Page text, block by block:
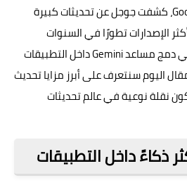
وخلال مؤتمر Google I/O 2026، كشفت جوجل عن تحديثات كبيرة
واحدًا من أكثر الإصدارات تطورًا في السنوات
الأخيرة، خاصة مع التوسع في دمج مساعد Gemini داخل التطبيقات
اليوم سنتعرف على أبرز مزايا تحديث
سيكون نقلة نوعية في عالم تحديثات